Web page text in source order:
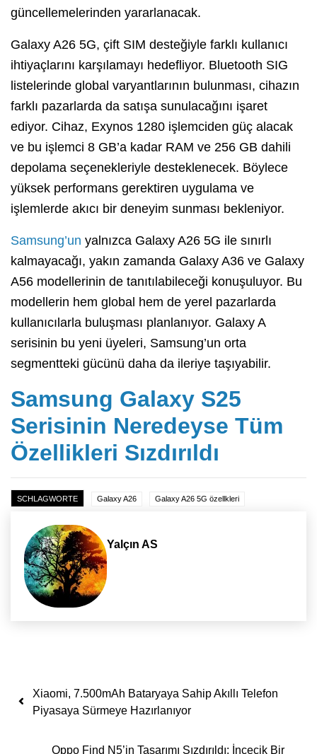
güncellemelerinden yararlanacak.
Galaxy A26 5G, çift SIM desteğiyle farklı kullanıcı
ihtiyaçlarını karşılamayı hedefliyor. Bluetooth SIG
listelerinde global varyantlarının bulunması, cihazın
farklı pazarlarda da satışa sunulacağını işaret
ediyor. Cihaz, Exynos 1280 işlemciden güç alacak
ve bu işlemci 8 GB’a kadar RAM ve 256 GB dahili
depolama seçenekleriyle desteklenecek. Böylece
yüksek performans gerektiren uygulama ve
işlemlerde akıcı bir deneyim sunması bekleniyor.
Samsung’un yalnızca Galaxy A26 5G ile sınırlı
kalmayacağı, yakın zamanda Galaxy A36 ve Galaxy
A56 modellerinin de tanıtılabileceği konuşuluyor. Bu
modellerin hem global hem de yerel pazarlarda
kullanıcılarla buluşması planlanıyor. Galaxy A
serisinin bu yeni üyeleri, Samsung’un orta
segmentteki gücünü daha da ileriye taşıyabilir.
Samsung Galaxy S25
Serisinin Neredeyse Tüm
Özellikleri Sızdırıldı
SCHLAGWORTE Galaxy A26 Galaxy A26 5G özellkleri
Yalçın AS
Yazı dolaşımı
Xiaomi, 7.500mAh Bataryaya Sahip Akıllı Telefon
Piyasaya Sürmeye Hazırlanıyor
Oppo Find N5’in Tasarımı Sızdırıldı: İncecik Bir